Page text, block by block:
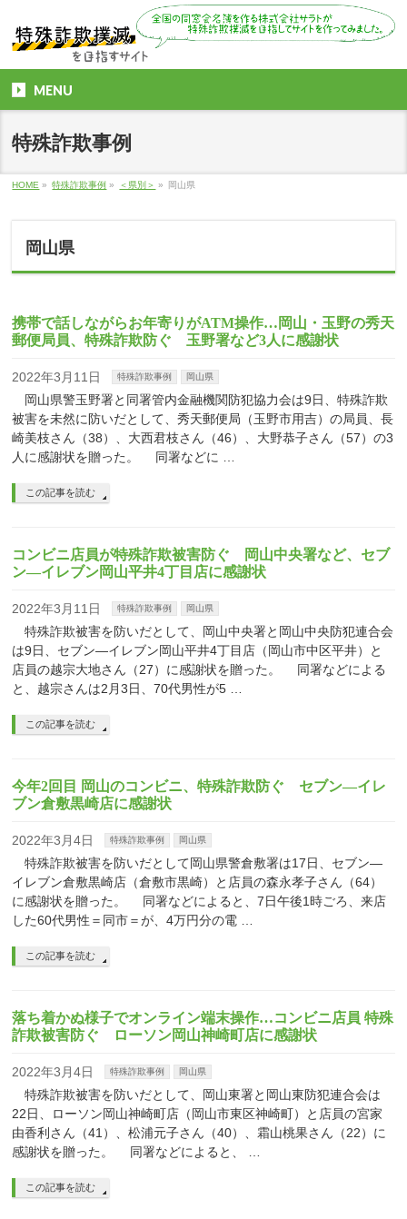
MENU
特殊詐欺事例
HOME » 特殊詐欺事例 » ＜県別＞ » 岡山県
岡山県
携帯で話しながらお年寄りがATM操作…岡山・玉野の秀天
郵便局員、特殊詐欺防ぐ 玉野署など3人に感謝状
2022年3月11日 特殊詐欺事例 岡山県
岡山県警玉野署と同署管内金融機関防犯協力会は9日、特殊詐欺
被害を未然に防いだとして、秀天郵便局（玉野市用吉）の局員、長
崎美枝さん（38）、大西君枝さん（46）、大野恭子さん（57）の3
人に感謝状を贈った。 同署などに …
この記事を読む
コンビニ店員が特殊詐欺被害防ぐ 岡山中央署など、セブ
ン―イレブン岡山平井4丁目店に感謝状
2022年3月11日 特殊詐欺事例 岡山県
特殊詐欺被害を防いだとして、岡山中央署と岡山中央防犯連合会
は9日、セブン―イレブン岡山平井4丁目店（岡山市中区平井）と
店員の越宗大地さん（27）に感謝状を贈った。 同署などによる
と、越宗さんは2月3日、70代男性が5 …
この記事を読む
今年2回目 岡山のコンビニ、特殊詐欺防ぐ セブン―イレ
ブン倉敷黒崎店に感謝状
2022年3月4日 特殊詐欺事例 岡山県
特殊詐欺被害を防いだとして岡山県警倉敷署は17日、セブン―
イレブン倉敷黒崎店（倉敷市黒崎）と店員の森永孝子さん（64）
に感謝状を贈った。 同署などによると、7日午後1時ごろ、来店
した60代男性＝同市＝が、4万円分の電 …
この記事を読む
落ち着かぬ様子でオンライン端末操作…コンビニ店員 特殊
詐欺被害防ぐ ローソン岡山神崎町店に感謝状
2022年3月4日 特殊詐欺事例 岡山県
特殊詐欺被害を防いだとして、岡山東署と岡山東防犯連合会は
22日、ローソン岡山神崎町店（岡山市東区神崎町）と店員の宮家
由香利さん（41）、松浦元子さん（40）、霜山桃果さん（22）に
感謝状を贈った。 同署などによると、 …
この記事を読む